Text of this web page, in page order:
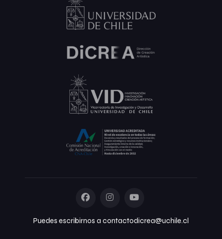
Puedes escribirnos a contactodicrea@uchile.cl